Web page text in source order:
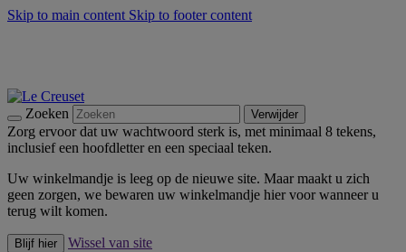
Skip to main content Skip to footer content
Zoeken Verwijder
Zorg ervoor dat uw wachtwoord sterk is, met minimaal 8 tekens,
inclusief een hoofdletter en een speciaal teken.
Uw winkelmandje is leeg op de nieuwe site. Maar maakt u zich
geen zorgen, we bewaren uw winkelmandje hier voor wanneer u
terug wilt komen.
Blijf hier
Wissel van site